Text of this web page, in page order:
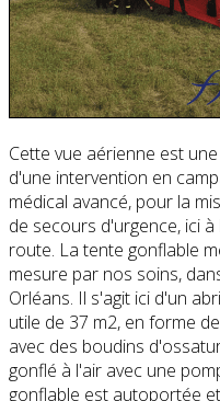
Cette vue aérienne est
d'une intervention en
médical avancé, pour la
de secours d'urgence, ici
route. La tente gonflable
mesure par nos soins,
Orléans. Il s'agit ici d'un
utile de 37 m2, en forme
avec des boudins
gonflé à l'air avec une
gonflable est autoportée